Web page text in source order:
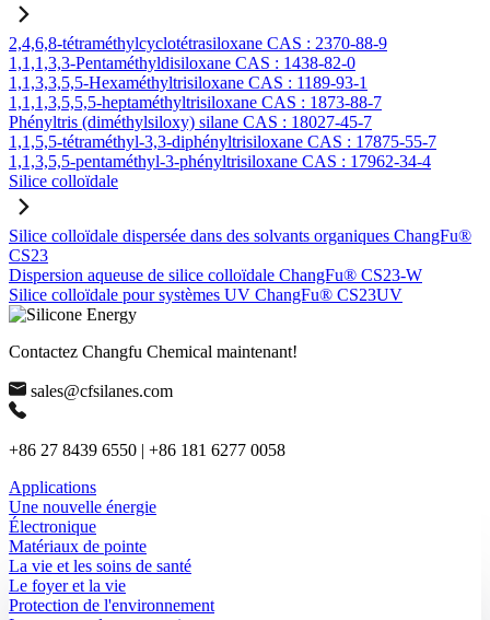
2,4,6,8-tétraméthylcyclotétrasiloxane CAS : 2370-88-9
1,1,1,3,3-Pentaméthyldisiloxane CAS : 1438-82-0
1,1,3,3,5,5-Hexaméthyltrisiloxane CAS : 1189-93-1
1,1,1,3,5,5,5-heptaméthyltrisiloxane CAS : 1873-88-7
Phényltris (diméthylsiloxy) silane CAS : 18027-45-7
1,1,5,5-tétraméthyl-3,3-diphényltrisiloxane CAS : 17875-55-7
1,1,3,5,5-pentaméthyl-3-phényltrisiloxane CAS : 17962-34-4
Silice colloïdale
Silice colloïdale dispersée dans des solvants organiques ChangFu®
CS23
Dispersion aqueuse de silice colloïdale ChangFu® CS23-W
Silice colloïdale pour systèmes UV ChangFu® CS23UV
Contactez Changfu Chemical maintenant!
sales@cfsilanes.com
+86 27 8439 6550 | +86 181 6277 0058
Applications
Une nouvelle énergie
Électronique
Matériaux de pointe
La vie et les soins de santé
Le foyer et la vie
Protection de l'environnement